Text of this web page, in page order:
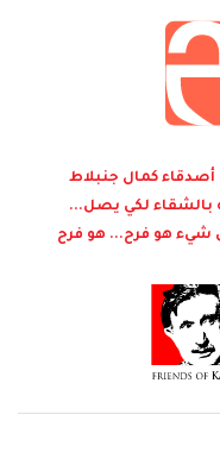
كمال جنبلاط
لكي يصل...
شيء هو فرح... هو فرح